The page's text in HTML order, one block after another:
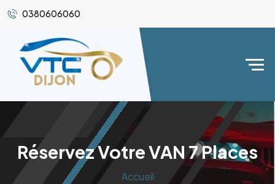
0380606060
Réservez Votre VAN 7 Places
Accueil